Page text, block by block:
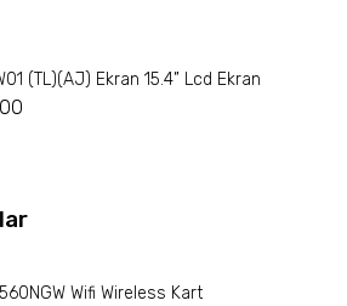
(TL)(AJ) Ekran 15.4” Lcd Ekran
Wifi Wireless Kart